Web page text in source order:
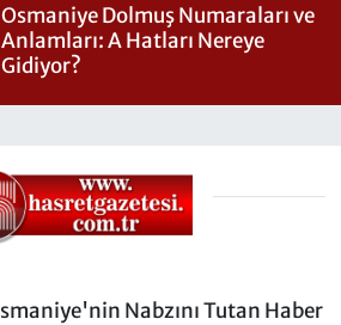
Osmaniye Dolmuş Numaraları ve
Anlamları: A Hatları Nereye
Gidiyor?
Nabzını Tutan Haber